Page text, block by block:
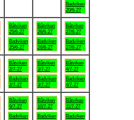
Badviken
20/6-27
Båtviken
25/6-27
Badviken
25/6-27
Båtviken
26/6-27
Badviken
26/6-27
Båtviken
27/6-27
Badviken
27/6-27
Båtviken
2/7-27
Badviken
2/7-27
Båtviken
3/7-27
Badviken
3/7-27
Båtviken
4/7-27
Badviken
4/7-27
Båtviken
9/7-27
Badviken
Båtviken
10/7-27
Badviken
Båtviken
11/7-27
Badviken